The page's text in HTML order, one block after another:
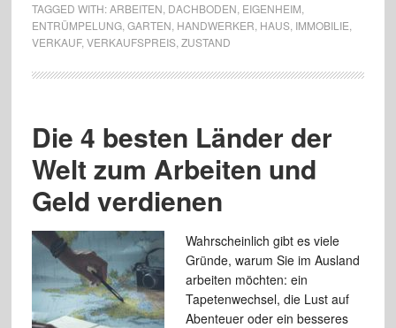
TAGGED WITH:ARBEITEN DACHBODEN EIGENHEIM
ENTRÜMPELUNG, GARTEN HANDWERKER HAUS, IMMOBILIE
VERKAUF, VERKAUFSPREIS, ZUSTAND
Die 4 besten Länder der
Welt zum Arbeiten und
Geld verdienen
Wahrscheinlich gibt es viele
Gründe, warum Sie im Ausland
arbeiten möchten: ein
Tapetenwechsel, die Lust auf
Abenteuer oder ein besseres